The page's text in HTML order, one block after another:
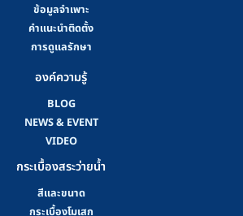
ข้อมูลจำเพาะ
คําแนะนําติดตั้ง
การดูแลรักษา
องค์ความรู้
BLOG
NEWS & EVENT
VIDEO
กระเบื้องสระว่ายน้ำ
สีและขนาด
กระเบื้องโมเสก